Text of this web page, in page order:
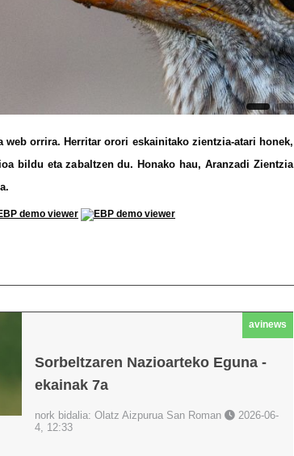
web orrira. Herritar orori eskainitako zientzia-atari honek,
bildu eta zabaltzen du. Honako hau, Aranzadi Zientzia
avinews
Sorbeltzaren Nazioarteko Eguna -
ekainak 7a
nork bidalia: Olatz Aizpurua San Roman
2026-06-
4, 12:33